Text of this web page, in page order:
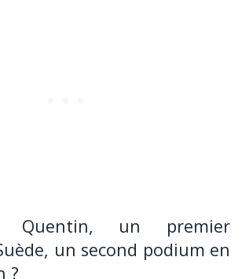
Quentin, un premier
un second podium en
?